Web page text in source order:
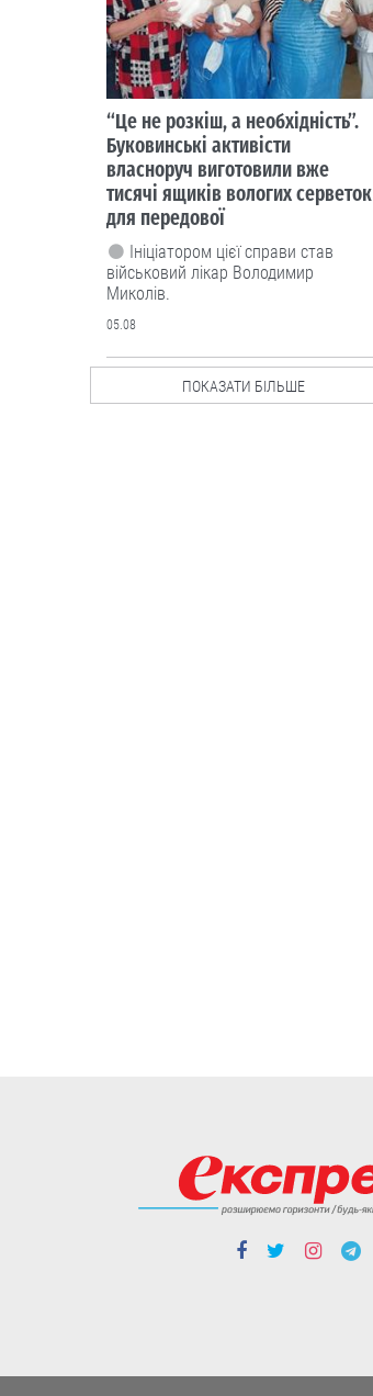
“Це не розкіш, а необхідність”.
Буковинські активісти
власноруч виготовили вже
тисячі ящиків вологих серветок
для передової
Ініціатором цієї справи став
військовий лікар Володимир
Миколів.
05.08
Люди і проблеми
Борщі, каші, солянка...
Волонтерки з Вінниччини
куховарять і відправляють
Робота кипить до пізньої ночі.
ПОКАЗАТИ БІЛЬШЕ